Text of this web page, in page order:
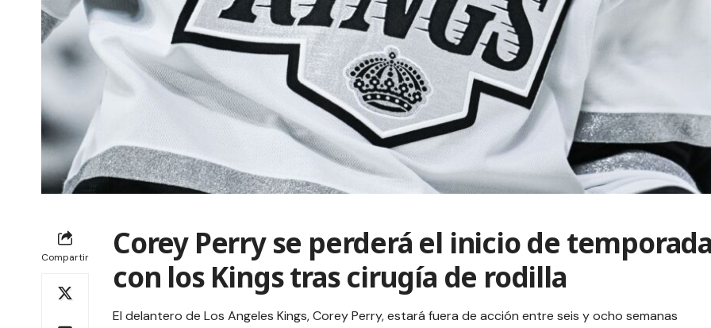
Compartir
Corey Perry se perderá el inicio de
con los Kings tras cirugía de rodilla
El delantero de Los Angeles Kings, Corey Perry, estará fuera de acción entre seis y ocho semanas